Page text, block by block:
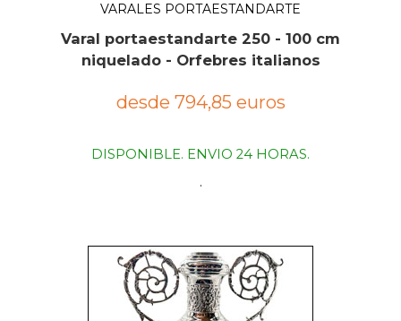
VARALES PORTAESTANDARTE
Varal portaestandarte 250 - 100 cm
niquelado - Orfebres italianos
desde 794,85 euros
DISPONIBLE. ENVIO 24 HORAS.
.